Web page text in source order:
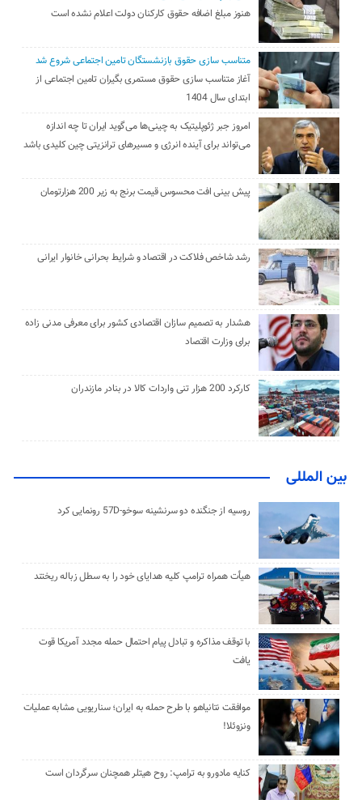
هنوز مبلغ اضافه حقوق کارکنان دولت اعلام نشده است
متناسب سازی حقوق بازنشستگان تامین اجتماعی شروع شد
آغاز متناسب سازی حقوق مستمری بگیران تامین اجتماعی از
ابتدای سال 1404
امروز جبر ژئوپلیتیک به چینی‌ها می‌گوید ایران تا چه اندازه
می‌تواند برای آینده انرژی و مسیرهای ترانزیتی چین کلیدی باشد
پیش بینی افت محسوس قیمت برنج به زیر 200 هزارتومان
رشد شاخص فلاکت در اقتصاد و شرایط بحرانی خانوار ایرانی
هشدار به تصمیم سازان اقتصادی کشور برای معرفی مدنی زاده
برای وزارت اقتصاد
کارکرد 200 هزار تنی واردات کالا در بنادر مازندران
بین المللی
روسیه از جنگنده دو سرنشینه سوخو-57D رونمایی کرد
هیأت همراه ترامپ کلیه هدایای خود را به سطل زباله ریختند
با توقف مذاکره و تبادل پیام احتمال حمله مجدد آمریکا قوت
یافت
موافقت نتانیاهو با طرح حمله به ایران؛ سناریویی مشابه عملیات
ونزوئلا!
کنایه مادورو به ترامپ: روح هیتلر همچنان سرگردان است